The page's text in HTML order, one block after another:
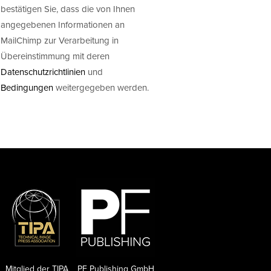
bestätigen Sie, dass die von Ihnen
angegebenen Informationen an
MailChimp zur Verarbeitung in
Übereinstimmung mit deren
Datenschutzrichtlinien und
Bedingungenweitergegeben werden.
PF Publishing GmbH
Mitglied der TIPA